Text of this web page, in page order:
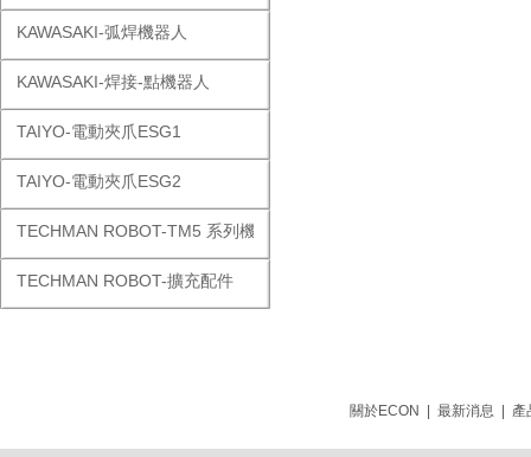
KAWASAKI-弧焊機器人
KAWASAKI-焊接-點機器人
TAIYO-電動夾爪ESG1
TAIYO-電動夾爪ESG2
TECHMAN ROBOT-TM5 系列機器人
TECHMAN ROBOT-擴充配件
關於ECON 最新消息 產